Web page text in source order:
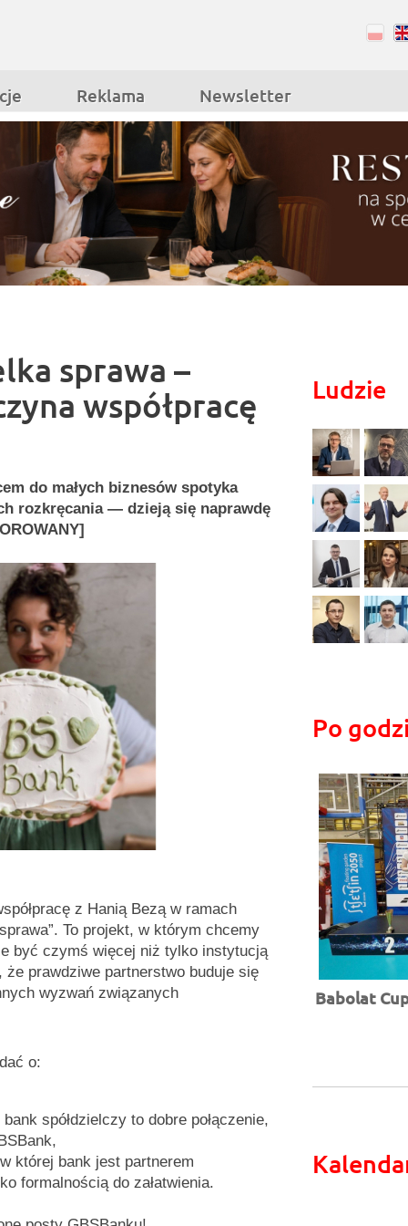
Reklama Newsletter
sprawa –
współpracę
do małych biznesów spotyka
rozkręcania — dzieją się naprawdę
z Hanią Bezą w ramach
To projekt, w którym chcemy
być czymś więcej niż tylko instytucją
prawdziwe partnerstwo buduje się
wyzwań związanych
o:
spółdzielczy to dobre połączenie,
której bank jest partnerem
formalnością do załatwienia.
Ludzie
Po
Babolat